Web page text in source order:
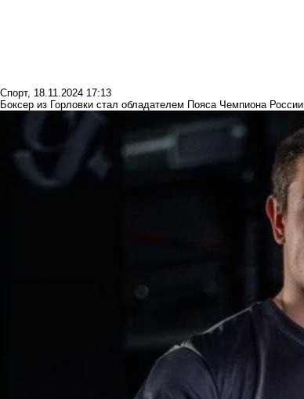
Спорт, 18.11.2024 17:13
Боксер из Горловки стал обладателем Пояса Чемпиона России